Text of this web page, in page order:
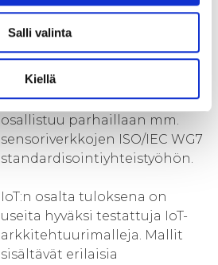
Salli valinta
Kiellä
tiedolle
toimialariippumattomasti).
amk:n kansainvälisiä
kontakteja. Hankkeen
yhteyshenkilö
osallistuu parhaillaan mm.
sensoriverkkojen ISO/IEC WG7
standardisointiyhteistyöhön.
IoT:n osalta tuloksena on
useita hyväksi testattuja IoT-
arkkitehtuurimalleja. Mallit
sisältävät erilaisia